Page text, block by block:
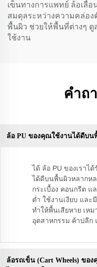
เข็นทางการแพทย์ ล้อเลื่
สมดุลระหว่างความคล่อง
พื้นผิว ช่วยให้พื้นที่ต่างๆ ดู
ใช้งาน
คำถ
ล้อ PU ของคุณใช้งานได้ดีบน
ได้ ล้อ PU ของเราไ
ได้ดีบนพื้นผิวหลากห
กระเบื้อง คอนกรีต แ
ต่ำ ใช้งานเงียบ และ
ทำให้พื้นเสียหาย เห
อุตสาหกรรม ค้าปลีก
ล้อรถเข็น (Cart Wheels) ข